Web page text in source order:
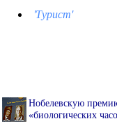
'Турист'
Нобелевскую
«биологических